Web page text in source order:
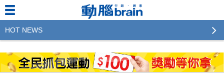
HOT NEWS
2023行銷傳播傑出貢獻獎 啟動徵件！期許參賽作品
更創新及具影響力